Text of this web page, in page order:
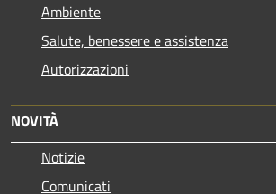
Ambiente
Salute, benessere e assistenza
Autorizzazioni
NOVITÀ
Notizie
Comunicati